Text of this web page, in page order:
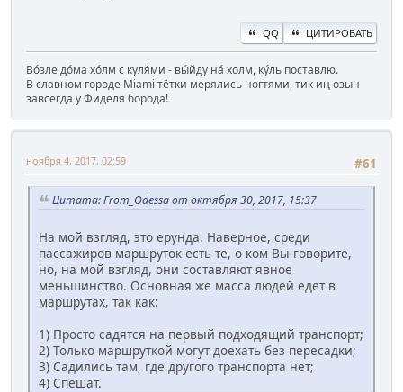
QQ ЦИТИРОВАТЬ
Во́зле до́ма хо́лм с куля́ми - вы́йду на́ холм, ку́ль поставлю.
В славном городе Miami тётки мерялись ногтями, тик иң озын
завсегда у Фиделя борода!
#61
ноября 4, 2017, 02:59
Цитата: From_Odessa от октября 30, 2017, 15:37
На мой взгляд, это ерунда. Наверное, среди
пассажиров маршруток есть те, о ком Вы говорите,
но, на мой взгляд, они составляют явное
меньшинство. Основная же масса людей едет в
маршрутах, так как:
1) Просто садятся на первый подходящий транспорт;
2) Только маршруткой могут доехать без пересадки;
3) Садились там, где другого транспорта нет;
4) Спешат.